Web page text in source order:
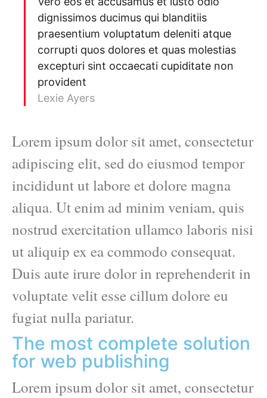
dignissimos ducimus qui blanditiis
praesentium voluptatum deleniti atque
corrupti quos dolores et quas molestias
excepturi sint occaecati cupiditate non
provident
Lexie Ayers
Lorem ipsum dolor sit amet, consectetur
adipiscing elit, sed do eiusmod tempor
incididunt ut labore et dolore magna
aliqua. Ut enim ad minim veniam, quis
nostrud exercitation ullamco laboris nisi
ut aliquip ex ea commodo consequat.
Duis aute irure dolor in reprehenderit in
voluptate velit esse cillum dolore eu
fugiat nulla pariatur.
The most complete solution
for web publishing
Lorem ipsum dolor sit amet, consectetur